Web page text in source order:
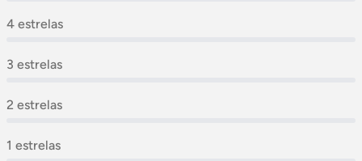
4 estrelas
3 estrelas
2 estrelas
1 estrelas